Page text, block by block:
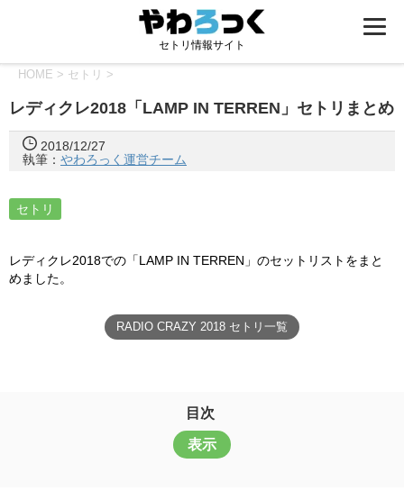
セトリ情報サイト
HOME > セトリ >
レディクレ2018「LAMP IN TERREN」セトリまとめ
2018/12/27
執筆： やわろっく運営チーム
セトリ
レディクレ2018での「LAMP IN TERREN」のセットリストをまと
めました。
RADIO CRAZY 2018 セトリ一覧
目次
表示